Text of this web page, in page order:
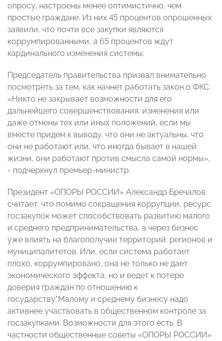
опросу, настроены менее оптимистично, чем
простые граждане. Из них 45 процентов опрошенных
заявили, что почти все закупки являются
коррумпированными, а 65 процентов ждут
кардинального изменения системы.
Председатель правительства призвал внимательно
посмотреть за тем, как начнет работать закон о ФКС.
«Никто не закрывает возможности для его
дальнейшего совершенствования, изменения или
даже отмены тех или иных положений, если мы
вместе придем к выводу, что они не актуальны, что
они не работают или, что иногда бывает в нашей
жизни, они работают против смысла самой нормы»,
- подчеркнул премьер-министр.
Президент «ОПОРЫ РОССИИ» Александр Бречалов
считает, что помимо сокращения коррупции, ресурс
госзакупок может способствовать развитию малого
и среднего предпринимательства, а через бизнес
уже влиять на благополучие территорий: регионов и
муниципалитетов. Или, если система работает
плохо, коррумпировано, она не только не дает
экономического эффекта, но и ведет к потере
доверия граждан по отношению к
государству."Малому и среднему бизнесу надо
активнее участвовать в общественном контроле за
госзакупками. Возможности для этого есть. В
частности общественные советы «ОПОРЫ РОССИИ»